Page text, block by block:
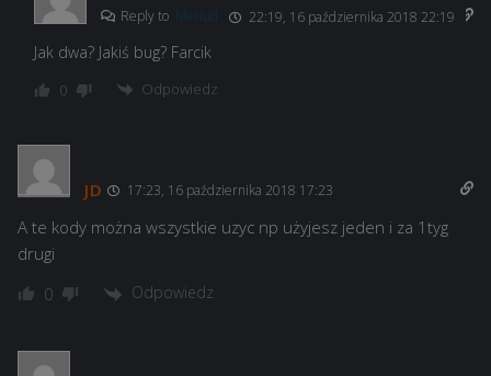
Reply to Meriud 22:19, 16 października 2018 22:19
Jak dwa? Jakiś bug? Farcik
0 Odpowiedz
JD 17:23, 16 października 2018 17:23
A te kody można wszystkie uzyc np użyjesz jeden i za 1tyg
drugi
0 Odpowiedz